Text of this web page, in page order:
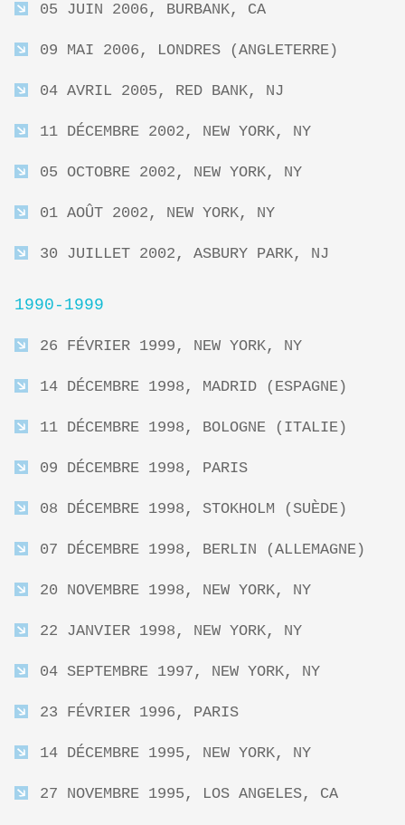
05 JUIN 2006, BURBANK, CA
09 MAI 2006, LONDRES (ANGLETERRE)
04 AVRIL 2005, RED BANK, NJ
11 DÉCEMBRE 2002, NEW YORK, NY
05 OCTOBRE 2002, NEW YORK, NY
01 AOÛT 2002, NEW YORK, NY
30 JUILLET 2002, ASBURY PARK, NJ
1990-1999
26 FÉVRIER 1999, NEW YORK, NY
14 DÉCEMBRE 1998, MADRID (ESPAGNE)
11 DÉCEMBRE 1998, BOLOGNE (ITALIE)
09 DÉCEMBRE 1998, PARIS
08 DÉCEMBRE 1998, STOKHOLM (SUÈDE)
07 DÉCEMBRE 1998, BERLIN (ALLEMAGNE)
20 NOVEMBRE 1998, NEW YORK, NY
22 JANVIER 1998, NEW YORK, NY
04 SEPTEMBRE 1997, NEW YORK, NY
23 FÉVRIER 1996, PARIS
14 DÉCEMBRE 1995, NEW YORK, NY
27 NOVEMBRE 1995, LOS ANGELES, CA